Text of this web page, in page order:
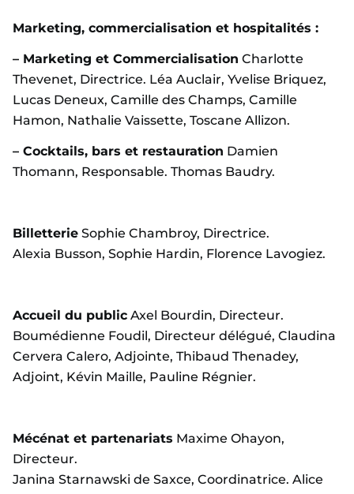
Marketing, commercialisation et hospitalités :
– Marketing et Commercialisation Charlotte
Thevenet, Directrice. Léa Auclair, Yvelise Briquez,
Lucas Deneux, Camille des Champs, Camille
Hamon, Nathalie Vaissette, Toscane Allizon.
– Cocktails, bars et restauration Damien
Thomann, Responsable. Thomas Baudry.
Billetterie Sophie Chambroy, Directrice.
Alexia Busson, Sophie Hardin, Florence Lavogiez.
Accueil du public Axel Bourdin, Directeur.
Boumédienne Foudil, Directeur délégué, Claudina
Cervera Calero, Adjointe, Thibaud Thenadey,
Adjoint, Kévin Maille, Pauline Régnier.
Mécénat et partenariats Maxime Ohayon,
Directeur.
Janina Starnawski de Saxce, Coordinatrice. Alice